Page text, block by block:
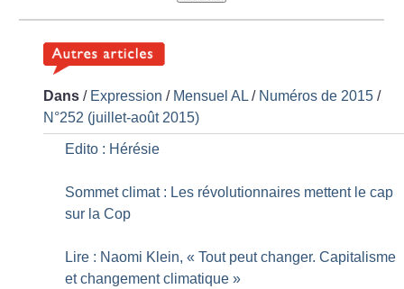
Dans / Expression / Mensuel AL / Numéros de 2015 /
N°252 (juillet-août 2015)
Edito : Hérésie
Sommet climat : Les révolutionnaires mettent le cap
sur la Cop
Lire : Naomi Klein, « Tout peut changer. Capitalisme
et changement climatique »